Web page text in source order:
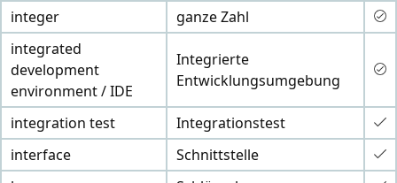
integer
ganze Zahl
integrated
development
environment / IDE
Integrierte
Entwicklungsumgebung
integration test
Integrationstest
interface
Schnittstelle